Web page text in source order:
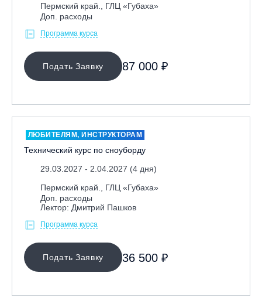
Пермский край., ГЛЦ «Губаха»
Доп. расходы
Программа курса
Подать Заявку 87 000 ₽
ЛЮБИТЕЛЯМ, ИНСТРУКТОРАМ
Технический курс по сноуборду
29.03.2027 - 2.04.2027 (4 дня)
Пермский край., ГЛЦ «Губаха»
Доп. расходы
Лектор: Дмитрий Пашков
Программа курса
Подать Заявку 36 500 ₽